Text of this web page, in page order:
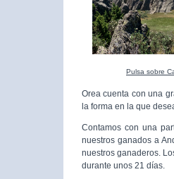
Pulsa sobre
Orea cuenta con una
la forma en la que
Contamos con una
nuestros ganados a
nuestros ganaderos.
durante unos 21 días.